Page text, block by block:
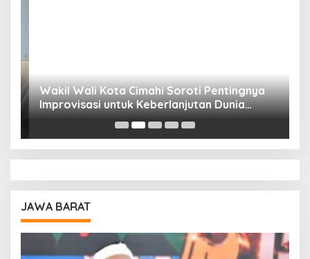
Wakil Wali Kota Cimahi Soroti Pentingnya
Improvisasi untuk Keberlanjutan Dunia
Pendidikan
JAWA BARAT